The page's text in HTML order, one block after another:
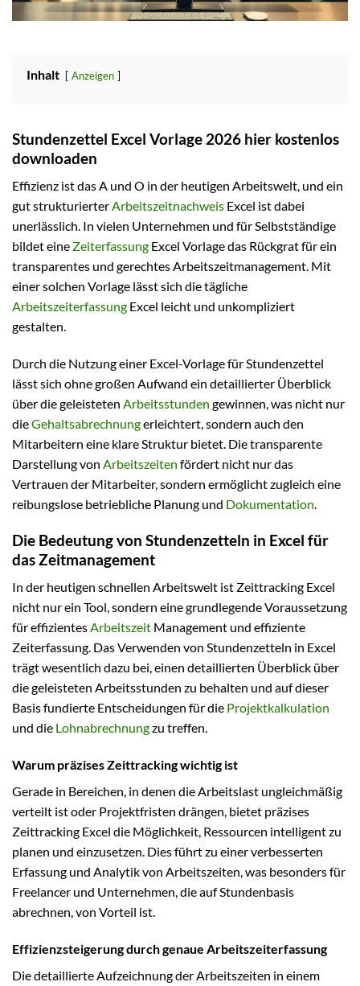
Inhalt Anzeigen
Stundenzettel Excel Vorlage 2026 hier kostenlos
downloaden
Effizienz ist das A und O in der heutigen Arbeitswelt, und ein
gut strukturierterArbeitszeitnachweis Excel ist dabei
unerlässlich. In vielen Unternehmen und für Selbstständige
bildet eine Zeiterfassung Excel Vorlage das Rückgrat für ein
transparentes und gerechtes Arbeitszeitmanagement. Mit
einer solchen Vorlage lässt sich die tägliche
Arbeitszeiterfassung Excel leicht und unkompliziert
gestalten.
Durch die Nutzung einer Excel-Vorlage für Stundenzettel
lässt sich ohne großen Aufwand ein detaillierter Überblick
über die geleisteten Arbeitsstunden gewinnen, was nicht nur
dieGehaltsabrechnungerleichtert, sondern auch den
Mitarbeitern eine klare Struktur bietet. Die transparente
Darstellung von Arbeitszeiten fördert nicht nur das
Vertrauen der Mitarbeiter, sondern ermöglicht zugleich eine
reibungslose betriebliche Planung und Dokumentation.
Die Bedeutung von Stundenzetteln in Excel für
das Zeitmanagement
In der heutigen schnellen Arbeitswelt ist Zeittracking Excel
nicht nur ein Tool, sondern eine grundlegende Voraussetzung
für effizientesArbeitszeit Management und effiziente
Zeiterfassung. Das Verwenden von Stundenzetteln in Excel
trägt wesentlich dazu bei, einen detaillierten Überblick über
die geleisteten Arbeitsstunden zu behalten und auf dieser
Basis fundierte Entscheidungen für die Projektkalkulation
und die Lohnabrechnungzu treffen.
Warum präzises Zeittracking wichtig ist
Gerade in Bereichen, in denen die Arbeitslast ungleichmäßig
verteilt ist oder Projektfristen drängen, bietet präzises
Zeittracking Excel die Möglichkeit, Ressourcen intelligent zu
planen und einzusetzen. Dies führt zu einer verbesserten
Erfassung und Analytik von Arbeitszeiten, was besonders für
Freelancer und Unternehmen, die auf Stundenbasis
abrechnen, von Vorteil ist.
Effizienzsteigerung durch genaue Arbeitszeiterfassung
Die detaillierte Aufzeichnung der Arbeitszeiten in einem